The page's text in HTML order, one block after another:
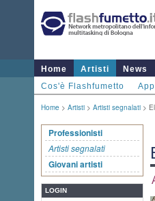
Home Artisti News
Cos'è Flashfumetto
Home > Artisti > Artisti segnalati >
Professionisti
Artisti segnalati
Giovani artisti
LOGIN